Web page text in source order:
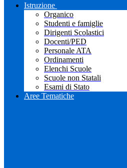
Istruzione
Organico
Studenti e famiglie
Dirigenti Scolastici
Docenti/PED
Personale ATA
Ordinamenti
Elenchi Scuole
Scuole non Statali
Esami di Stato
Aree Tematiche